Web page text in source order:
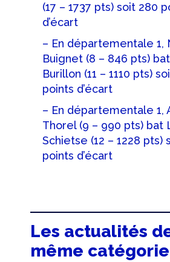
(17 – 1737 pts) soit 280
d’écart
– En départementale 1,
Buignet (8 – 846 pts)
Burillon (11 – 1110 pts)
points d’écart
– En départementale 1,
Thorel (9 – 990 pts) bat
Schietse (12 – 1228 pts)
points d’écart
Les actualités
même catégorie